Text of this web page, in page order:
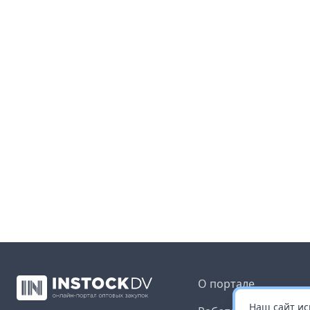
Наш сайт
О портале